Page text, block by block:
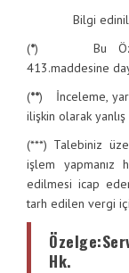
Bilgi
(*) Bu
413.maddesine
(**) İnceleme,
ilişkin olarak
(***) Talebiniz
işlem yapmanız
edilmesi icap
tarh edilen vergi
Özelge:
Hk.